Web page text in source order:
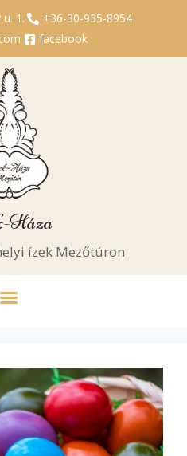
1.
+36-30-935-8954
facebook
Háza
ízek Mezőtúron